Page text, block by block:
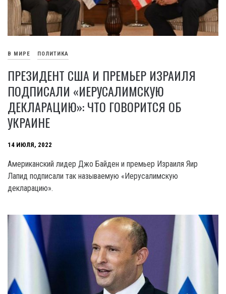
В МИРЕ ПОЛИТИКА
ПРЕЗИДЕНТ США И ПРЕМЬЕР ИЗРАИЛЯ
ПОДПИСАЛИ «ИЕРУСАЛИМСКУЮ
ДЕКЛАРАЦИЮ»: ЧТО ГОВОРИТСЯ ОБ
УКРАИНЕ
14 ИЮЛЯ, 2022
Американский лидер Джо Байден и премьер Израиля Яир
Лапид подписали так называемую «Иерусалимскую
декларацию».